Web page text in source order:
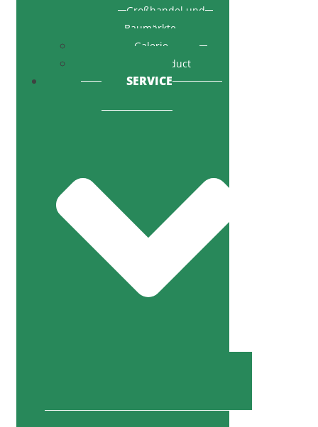
Großhandel und
Baumärkte
Galerie
Code of Conduct
SERVICE